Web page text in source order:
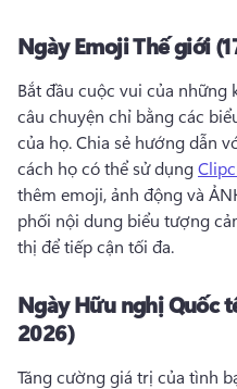
Ngày Emoji Thế giới
Bắt đầu cuộc vui của
câu chuyện chỉ bằng các
của họ. Chia sẻ hướng dẫn
cách họ có thể sử dụng
thêm emoji, ảnh động và
phối nội dung biểu tượng
thị để tiếp cận tối đa.
Ngày Hữu nghị Quốc
2026)
Tăng cường giá trị của tình